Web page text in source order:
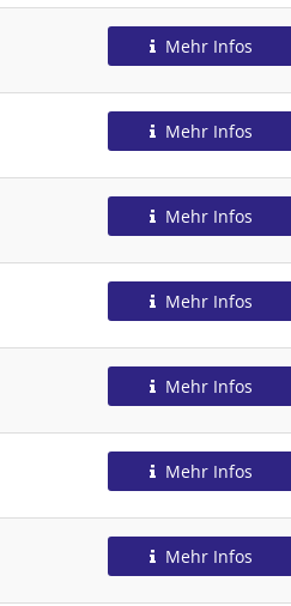
Mehr Infos
Mehr Infos
Mehr Infos
Mehr Infos
Mehr Infos
Mehr Infos
Mehr Infos